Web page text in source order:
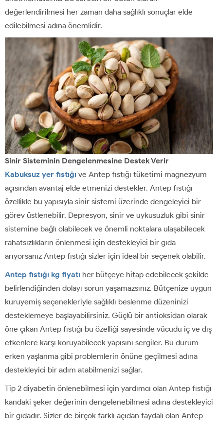
değerlendirilmesi her zaman daha sağlıklı sonuçlar elde
edilebilmesi adına önemlidir.
Sinir Sisteminin Dengelenmesine Destek Verir
Kabuksuz yer fıstığı ve Antep fıstığı tüketimi magnezyum
açısından avantaj elde etmenizi destekler. Antep fıstığı
özellikle bu yapısıyla sinir sistemi üzerinde dengeleyici bir
görev üstlenebilir. Depresyon, sinir ve uykusuzluk gibi sinir
sistemine bağlı olabilecek ve önemli noktalara ulaşabilecek
rahatsızlıkların önlenmesi için destekleyici bir gıda
arıyorsanız Antep fıstığı sizler için ideal bir seçenek olabilir.
Antep fıstığı kg fiyatı her bütçeye hitap edebilecek şekilde
belirlendiğinden dolayı sorun yaşamazsınız. Bütçenize uygun
kuruyemiş seçenekleriyle sağlıklı beslenme düzeninizi
desteklemeye başlayabilirsiniz. Güçlü bir antioksidan olarak
öne çıkan Antep fıstığı bu özelliği sayesinde vücudu iç ve dış
etkenlere karşı koruyabilecek yapısını sergiler. Bu durum
erken yaşlanma gibi problemlerin önüne geçilmesi adına
destekleyici bir adım atabilmenizi sağlar.
Tip 2 diyabetin önlenebilmesi için yardımcı olan Antep fıstığı
kandaki şeker değerinin dengelenebilmesi adına destekleyici
bir gıdadır. Sizler de birçok farklı açıdan faydalı olan Antep